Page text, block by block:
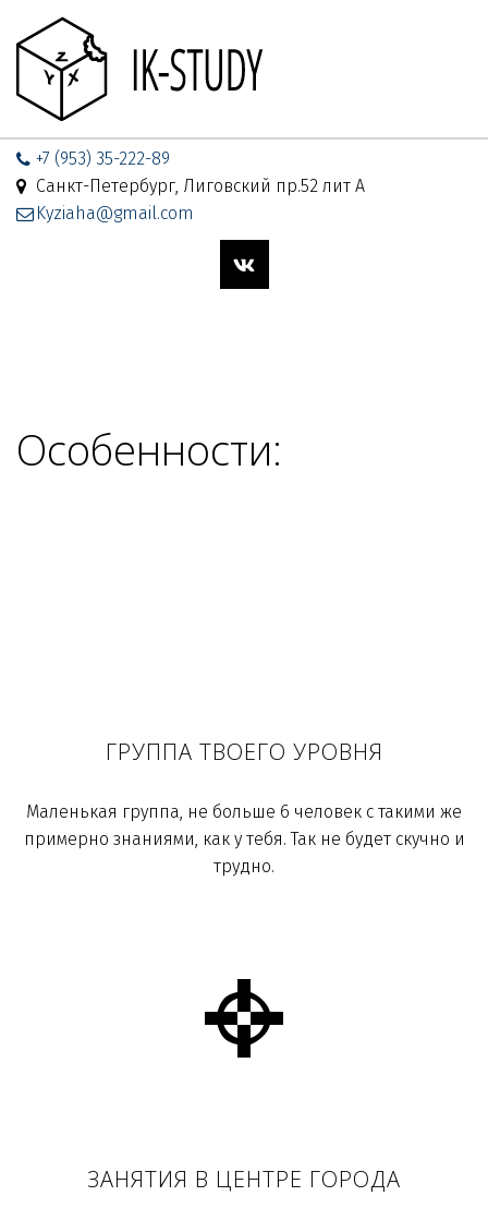
+7 (953) 35-222-89
Санкт-Петербург, Лиговский пр.52 лит А
Kyziaha@gmail.com
Особенности:
ГРУППА ТВОЕГО УРОВНЯ
Маленькая группа, не больше 6 человек с такими же
примерно знаниями, как у тебя. Так не будет скучно и
трудно.
ЗАНЯТИЯ В ЦЕНТРЕ ГОРОДА